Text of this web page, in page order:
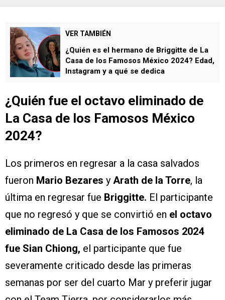
VER TAMBIÉN
¿Quién es el hermano de Briggitte de La
Casa de los Famosos México 2024? Edad,
Instagram y a qué se dedica
¿Quién fue el octavo eliminado de
La Casa de los Famosos México
2024?
Los primeros en regresar a la casa salvados
fueron Mario Bezares y Arath de la Torre, la
última en regresar fue Briggitte. El participante
que no regresó y que se convirtió en el octavo
eliminado de La Casa de los Famosos 2024
fue Sian Chiong, el participante que fue
severamente criticado desde las primeras
semanas por ser del cuarto Mar y preferir jugar